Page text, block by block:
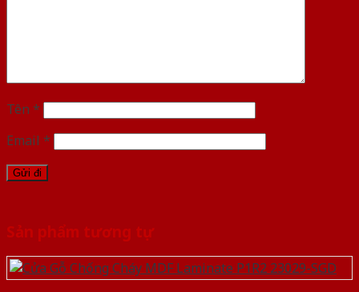
Tên *
Email *
Sản phẩm tương tự